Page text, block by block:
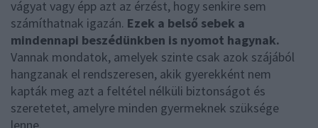
vágyat vagy épp azt az érzést, hogy senkire sem
számíthatnak igazán. Ezek a belső sebek a
mindennapi beszédünkben is nyomot hagynak.
Vannak mondatok, amelyek szinte csak azok szájából
hangzanak el rendszeresen, akik gyerekként nem
kapták meg azt a feltétel nélküli biztonságot és
szeretetet, amelyre minden gyermeknek szüksége